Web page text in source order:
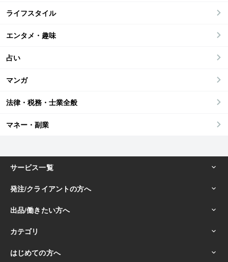
ライフスタイル
エンタメ・趣味
占い
マンガ
法律・税務・士業全般
マネー・副業